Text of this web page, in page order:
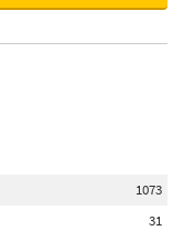
1073
31